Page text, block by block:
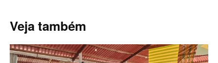
Veja também